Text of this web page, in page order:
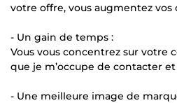
votre offre, vous augmentez vos
- Un gain de temps :
Vous vous concentrez sur
que je m’occupe de contacter
- Une meilleure image de